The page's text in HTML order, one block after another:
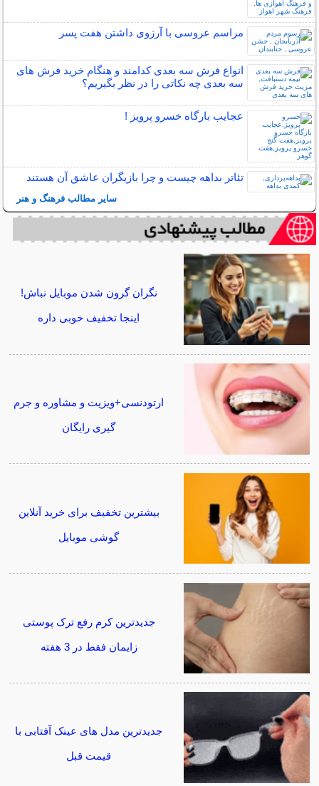
مراسم عروسی با آرزوی داشتن هفت پسر
انواع فرش سه بعدی کدامند و هنگام خرید فرش های
سه بعدی چه نکاتی را در نظر بگیریم؟
عجایب بارگاه خسرو پرویز !
تئاتر بداهه چیست و چرا بازیگران عاشق آن هستند
سایر مطالب فرهنگ و هنر
نگران گرون شدن موبایل نباش!
اینجا تخفیف خوبی داره
ارتودنسی+ویزیت و مشاوره و جرم
گیری رایگان
بیشترین تخفیف برای خرید آنلاین
گوشی موبایل
جدیدترین کرم رفع ترک پوستی
زایمان فقط در 3 هفته
جدیدترین مدل های عینک آفتابی با
قیمت قبل